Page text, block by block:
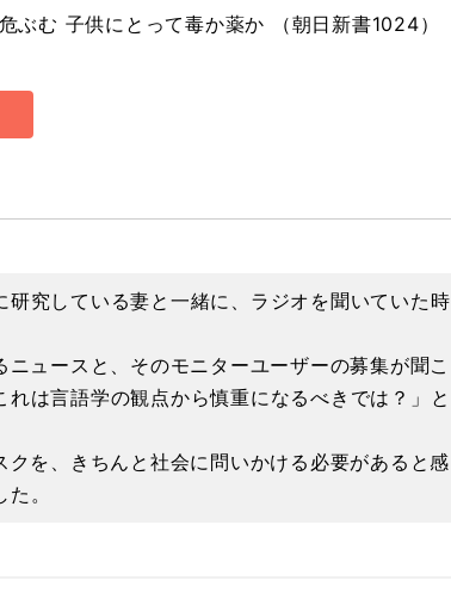
ぶむ 子供にとって毒か薬か （朝日新書1024）
究している妻と一緒に、ラジオを聞いていた時
ュースと、そのモニターユーザーの募集が聞こ
は言語学の観点から慎重になるべきでは？」と
を、きちんと社会に問いかける必要があると感
。